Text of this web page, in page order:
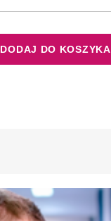
DODAJ DO KOSZYKA